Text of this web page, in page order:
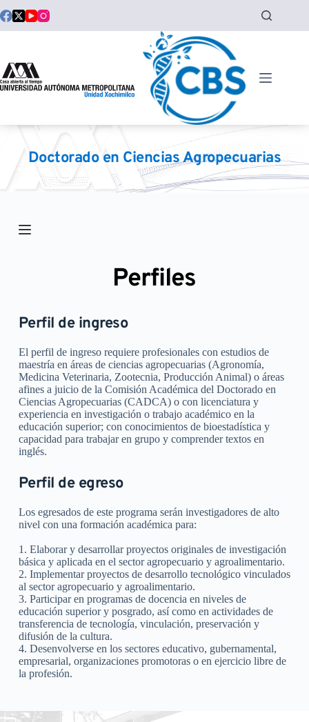
al
contenido
Doctorado en Ciencias Agropecuarias
Perfiles
Perfil de ingreso
El perfil de ingreso requiere profesionales con estudios de
maestría en áreas de ciencias agropecuarias (Agronomía,
Medicina Veterinaria, Zootecnia, Producción Animal) o áreas
afines a juicio de la Comisión Académica del Doctorado en
Ciencias Agropecuarias (CADCA) o con licenciatura y
experiencia en investigación o trabajo académico en la
educación superior; con conocimientos de bioestadística y
capacidad para trabajar en grupo y comprender textos en
inglés.
Perfil de egreso
Los egresados de este programa serán investigadores de alto
nivel con una formación académica para:
1. Elaborar y desarrollar proyectos originales de investigación
básica y aplicada en el sector agropecuario y agroalimentario.
2. Implementar proyectos de desarrollo tecnológico vinculados
al sector agropecuario y agroalimentario.
3. Participar en programas de docencia en niveles de
educación superior y posgrado, así como en actividades de
transferencia de tecnología, vinculación, preservación y
difusión de la cultura.
4. Desenvolverse en los sectores educativo, gubernamental,
empresarial, organizaciones promotoras o en ejercicio libre de
la profesión.